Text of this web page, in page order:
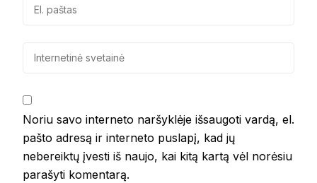
Noriu savo interneto naršyklėje išsaugoti vardą, el.
pašto adresą ir interneto puslapį, kad jų
nebereiktų įvesti iš naujo, kai kitą kartą vėl norėsiu
parašyti komentarą.